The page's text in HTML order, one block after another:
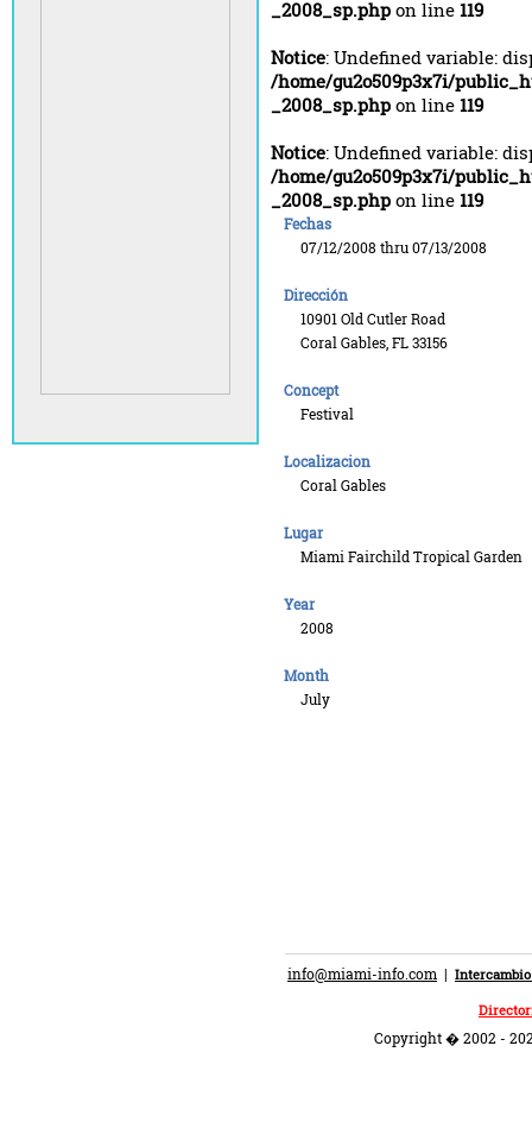
_2008_sp.php on line 119
Notice: Undefined variable:
/home/gu2o509p3x7i/
_2008_sp.php on line 119
Notice: Undefined variable:
/home/gu2o509p3x7i/
_2008_sp.php on line 119
Fechas
07/12/2008 thru 07/13/2008
Dirección
10901 Old Cutler Road
Coral Gables, FL 33156
Concept
Festival
Localizacion
Coral Gables
Lugar
Miami Fairchild Tropical Garden
Year
2008
Month
July
info@miami-info.com |
Copyright � 2002 -